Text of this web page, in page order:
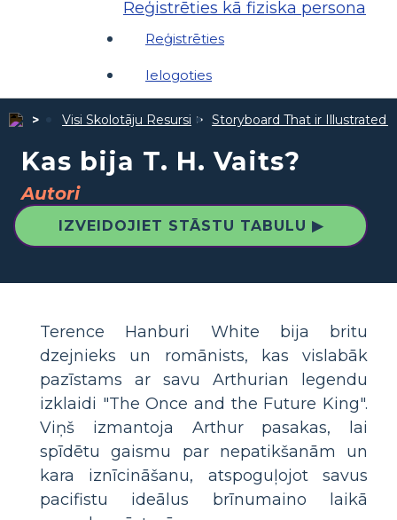
Reģistrēties kā fiziska persona
Reģistrēties
Ielogoties
Visi Skolotāju Resursi Storyboard That ir Illustrated
Kas bija T. H. Vaits?
Autori
IZVEIDOJIET STĀSTU TABULU ▶
Terence Hanburi White bija britu
dzejnieks un romānists, kas vislabāk
pazīstams ar savu Arthurian legendu
izklaidi "The Once and the Future King".
Viņš izmantoja Arthur pasakas, lai
spīdētu gaismu par nepatikšanām un
kara iznīcināšanu, atspoguļojot savus
pacifistu ideālus brīnumaino laikā